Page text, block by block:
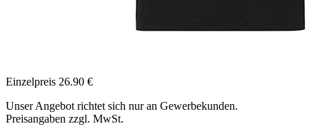
Einzelpreis 26.90 €
Unser Angebot richtet sich nur an Gewerbekunden.
Preisangaben zzgl. MwSt.